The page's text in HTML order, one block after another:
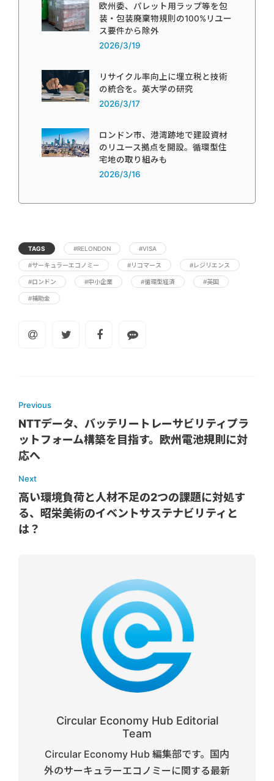
欧州委、パレット用ラップ等を包
装・包装廃棄物規則の100%リユー
ス要件から除外
2026/3/19
リサイクル率向上に埋立税と技術
の統合を。英大学の研究
2026/3/17
ロンドン市、港湾跡地で建設資材
のリユース拠点を開設。循環型住
宅地の取り組みも
2026/3/16
TAGS #RELONDON #VISA
#サーキュラーエコノミー #リコマース #レジリエンス
#ロンドン #中小企業 #循環型経済 #英国
#補助金
Previous
NTTデータ、バッテリートレーサビリティプラ
ットフォーム構築を目指す。欧州電池規則に対
応へ
Next
高い環境負荷と人材不足の2つの課題に対処す
る、昭栄美術のイベントサステナビリティと
は？
Circular Economy Hub Editorial
Team
Circular Economy Hub 編集部です。国内
外のサーキュラーエコノミーに関する最新